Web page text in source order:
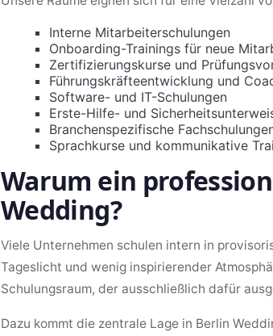
Interne Mitarbeiterschulungen
Onboarding-Trainings für neue
Zertifizierungskurse und
Führungskräfteentwicklung und
Software- und IT-Schulungen
Erste-Hilfe- und
Branchenspezifische
Sprachkurse und kommunikative
Warum ein
Wedding?
Viele Unternehmen schulen intern in
Tageslicht und wenig inspirierender
Schulungsraum, der ausschließlich dafür
Dazu kommt die zentrale Lage in Berlin